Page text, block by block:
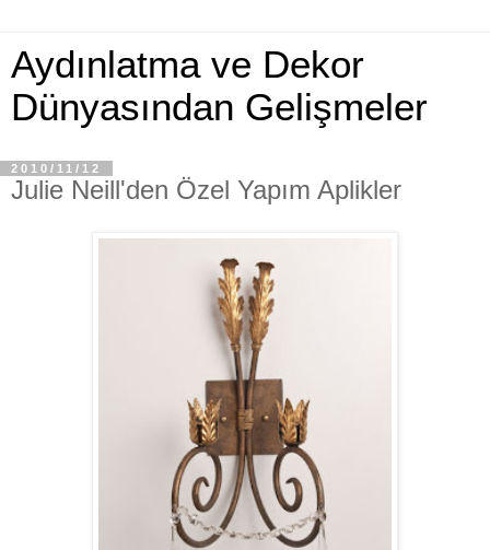
Aydınlatma ve Dekor
Dünyasından Gelişmeler
2010/11/12
Julie Neill'den Özel Yapım Aplikler